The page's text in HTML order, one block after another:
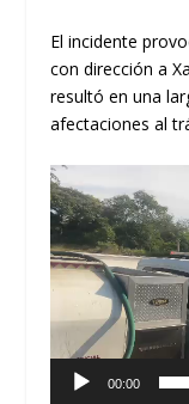
​El incidente
con dirección a
resultó en una
afectaciones al
Reproductor
de
vídeo
00:00